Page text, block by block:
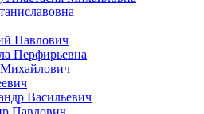
Павлович
Перфирьевна
Васильевич
Павлович